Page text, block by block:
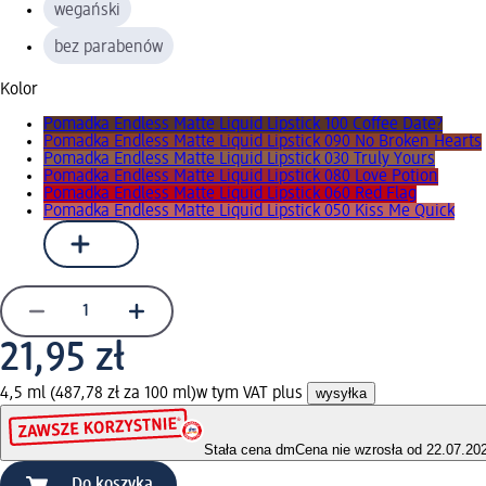
wegański
bez parabenów
Kolor
Pomadka Endless Matte Liquid Lipstick 100 Coffee Date?
Pomadka Endless Matte Liquid Lipstick 090 No Broken Hearts
Pomadka Endless Matte Liquid Lipstick 030 Truly Yours
Pomadka Endless Matte Liquid Lipstick 080 Love Potion
Pomadka Endless Matte Liquid Lipstick 060 Red Flag
Pomadka Endless Matte Liquid Lipstick 050 Kiss Me Quick
21,95 zł
4,5 ml (487,78 zł za 100 ml)w tym VAT plus wysyłka
Stała cena dmCena nie wzrosła od